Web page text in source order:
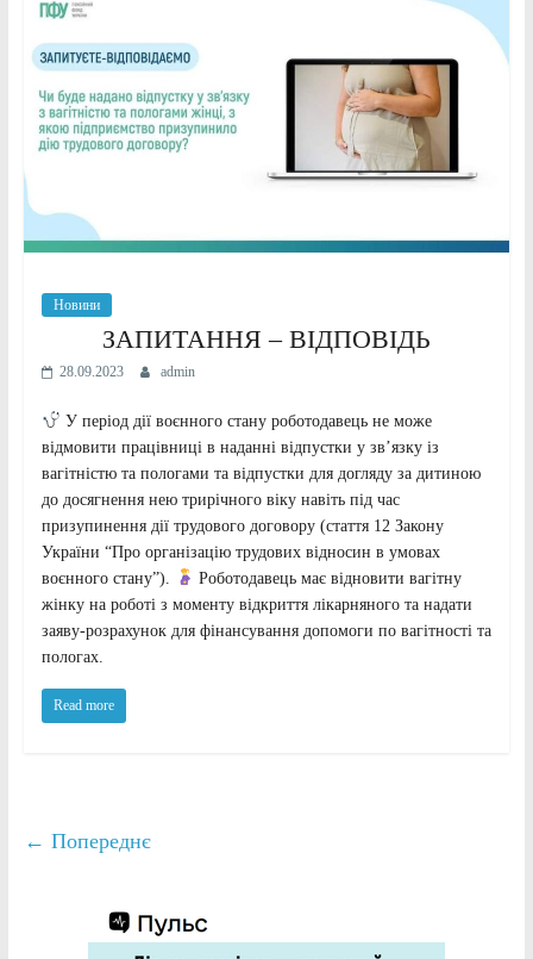
Новини
ЗАПИТАННЯ – ВІДПОВІДЬ
28.09.2023 admin
У період дії воєнного стану роботодавець не може
відмовити працівниці в наданні відпустки у зв’язку із
вагітністю та пологами та відпустки для догляду за дитиною
до досягнення нею трирічного віку навіть під час
призупинення дії трудового договору (стаття 12 Закону
України “Про організацію трудових відносин в умовах
воєнного стану”).
Роботодавець має відновити вагітну
жінку на роботі з моменту відкриття лікарняного та надати
заяву-розрахунок для фінансування допомоги по вагітності та
пологах.
Read more
← Попереднє